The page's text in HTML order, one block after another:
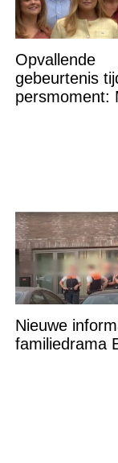
Opvallende
gebeurtenis
persmoment:
Nieuwe
familiedrama